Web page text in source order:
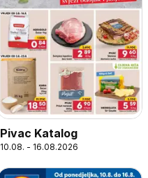
Pivac Katalog
10.08. - 16.08.2026